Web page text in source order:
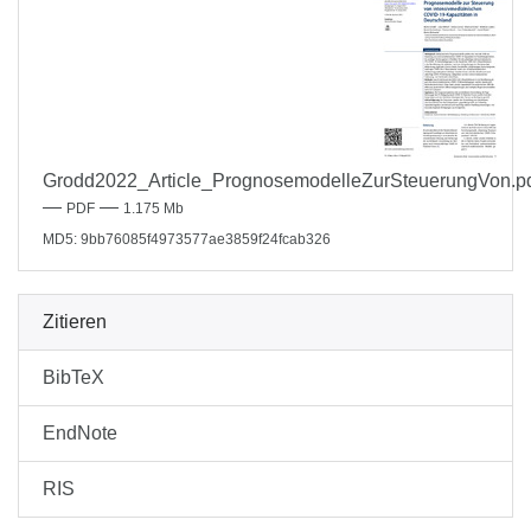
— PDF — 1.175 Mb
MD5: 9bb76085f4973577ae3859f24fcab326
Zitieren
BibTeX
EndNote
RIS